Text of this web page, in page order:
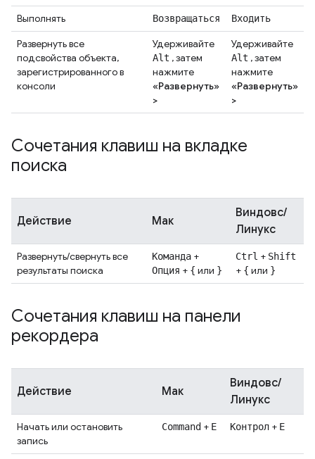
Выполнять Возвращаться Входить
Развернуть все
подсвойства объекта,
зарегистрированного в
консоли
Удерживайте
Alt , затем
нажмите
«Развернуть»
>
Удерживайте
Alt , затем
нажмите
«Развернуть»
>
Сочетания клавиш на вкладке
поиска
Действие Мак
Виндовс/
Линукс
Развернуть/свернуть все
результаты поиска
Команда +
Опция + { или }
Ctrl + Shift
+ { или }
Сочетания клавиш на панели
рекордера
Действие Мак
Виндовс/
Линукс
Начать или остановить
запись
Command + E Контрол + Е